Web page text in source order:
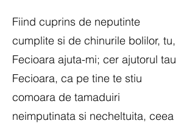
Fiind cuprins de neputinte
cumplite si de chinurile bolilor, tu,
Fecioara ajuta-mi; cer ajutorul tau
Fecioara, ca pe tine te stiu
comoara de tamaduiri
neimputinata si necheltuita, ceea